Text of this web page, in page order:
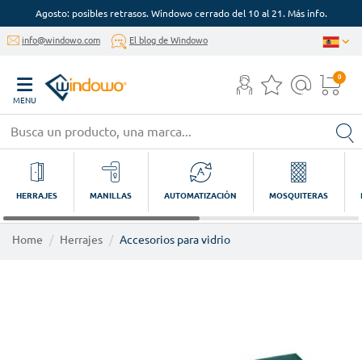
Agosto: posibles retrasos. Windowo cerrado del 10 al 21. Más info.
info@windowo.com El blog de Windowo
MENU
0
HERRAJES MANILLAS AUTOMATIZACIÓN MOSQUITERAS
Home Herrajes Accesorios para vidrio